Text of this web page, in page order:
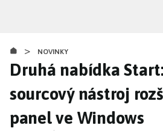
obsahu
> NOVINKY
Druhá nabídka
sourcový nástroj
panel ve Windows